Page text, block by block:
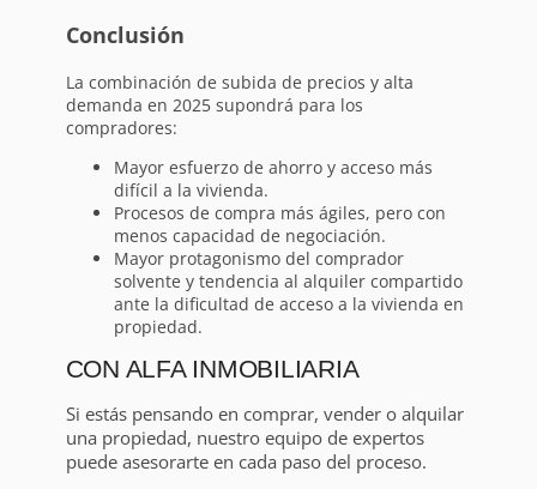
Conclusión
La combinación de subida de precios y alta
demanda en 2025 supondrá para los
compradores:
Mayor esfuerzo de ahorro y acceso más
difícil a la vivienda.
Procesos de compra más ágiles, pero con
menos capacidad de negociación.
Mayor protagonismo del comprador
solvente y tendencia al alquiler compartido
ante la dificultad de acceso a la vivienda en
propiedad.
CON ALFA INMOBILIARIA
Si estás pensando en comprar, vender o alquilar
una propiedad, nuestro equipo de expertos
puede asesorarte en cada paso del proceso.